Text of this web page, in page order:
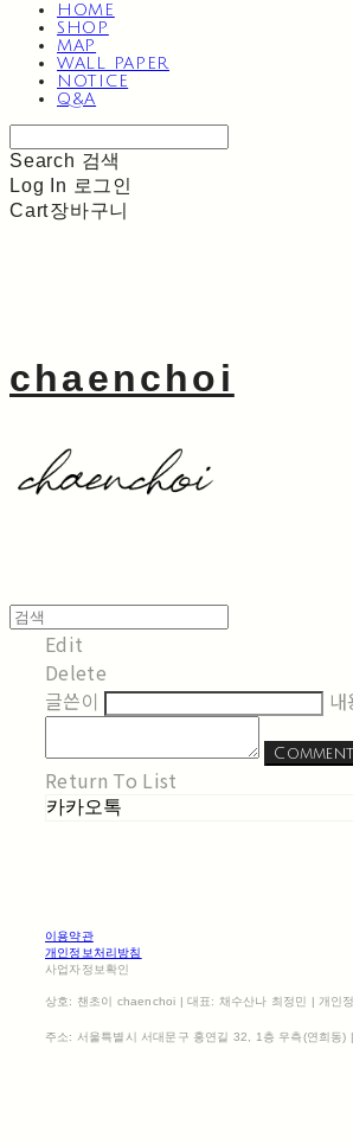
HOME
SHOP
MAP
WALL PAPER
NOTICE
Q&A
Search 검색
Log In 로그인
Cart장바구니
chaenchoi
Edit
Delete
글쓴이
내
Comment
Return To List
카카오톡
이용약관
개인정보처리방침
사업자정보확인
상호: 챈초이 chaenchoi | 대표: 채수산나 최정민 | 개
주소: 서울특별시 서대문구 홍연길 32, 1층 우측(연희동)